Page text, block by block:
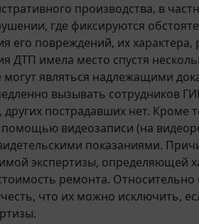
производства, в
где фиксируются
его повреждений, их
ДТП имела место спустя
являться надлежащими
вызывать сотрудников
пострадавших нет. Кроме
видеозаписи (на
показаниями.
экспертизы, определяющей
ремонта.
что их можно исключить,